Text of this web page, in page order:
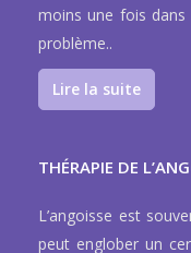
moins une fois dans
problème..
Lire la suite
THÉRAPIE DE
L’angoisse est
peut englober un